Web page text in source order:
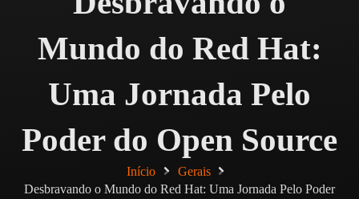
Mundo do Red Hat:
Uma Jornada Pelo
Poder do Open Source
Início
Gerais
Desbravando o Mundo do Red Hat: Uma Jornada Pelo Poder